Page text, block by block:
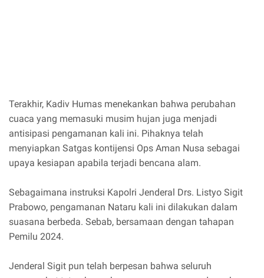
Terakhir, Kadiv Humas menekankan bahwa perubahan
cuaca yang memasuki musim hujan juga menjadi
antisipasi pengamanan kali ini. Pihaknya telah
menyiapkan Satgas kontijensi Ops Aman Nusa sebagai
upaya kesiapan apabila terjadi bencana alam.
Sebagaimana instruksi Kapolri Jenderal Drs. Listyo Sigit
Prabowo, pengamanan Nataru kali ini dilakukan dalam
suasana berbeda. Sebab, bersamaan dengan tahapan
Pemilu 2024.
Jenderal Sigit pun telah berpesan bahwa seluruh